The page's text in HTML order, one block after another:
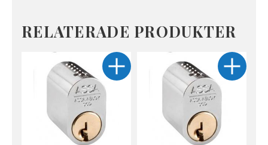
RELATERADE PRODUKTER